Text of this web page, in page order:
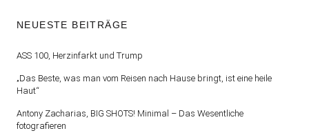
NEUESTE BEITRÄGE
ASS 100, Herzinfarkt und Trump
„Das Beste, was man vom Reisen nach Hause bringt, ist eine heile
Haut“
Antony Zacharias, BIG SHOTS! Minimal – Das Wesentliche
fotografieren